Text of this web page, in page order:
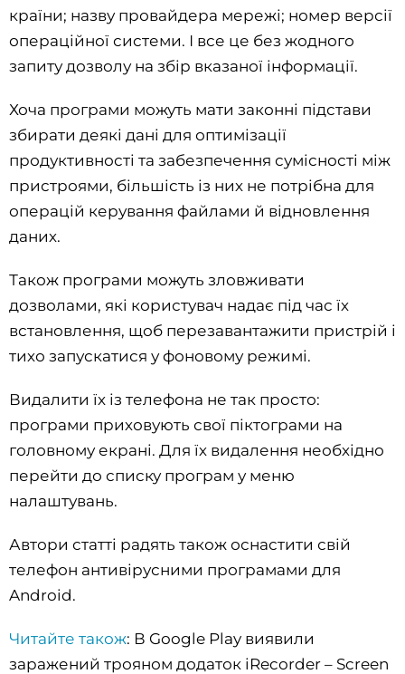
країни; назву провайдера мережі; номер версії
операційної системи. І все це без жодного
запиту дозволу на збір вказаної інформації.
Хоча програми можуть мати законні підстави
збирати деякі дані для оптимізації
продуктивності та забезпечення сумісності між
пристроями, більшість із них не потрібна для
операцій керування файлами й відновлення
даних.
Також програми можуть зловживати
дозволами, які користувач надає під час їх
встановлення, щоб перезавантажити пристрій і
тихо запускатися у фоновому режимі.
Видалити їх із телефона не так просто:
програми приховують свої піктограми на
головному екрані. Для їх видалення необхідно
перейти до списку програм у меню
налаштувань.
Автори статті радять також оснастити свій
телефон антивірусними програмами для
Android.
Читайте також: В Google Play виявили
заражений трояном додаток iRecorder – Screen